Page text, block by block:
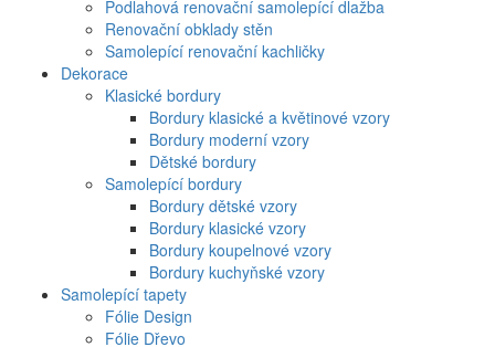
Podlahová renovační samolepící dlažba
Renovační obklady stěn
Samolepící renovační kachličky
Dekorace
Klasické bordury
Bordury klasické a květinové vzory
Bordury moderní vzory
Dětské bordury
Samolepící bordury
Bordury dětské vzory
Bordury klasické vzory
Bordury koupelnové vzory
Bordury kuchyňské vzory
Samolepící tapety
Fólie Design
Fólie Dřevo